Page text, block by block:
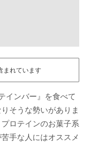
まれています
インバー』を食べて
そうな勢いがありま
ロテインのお菓子系
手な人にはオススメ